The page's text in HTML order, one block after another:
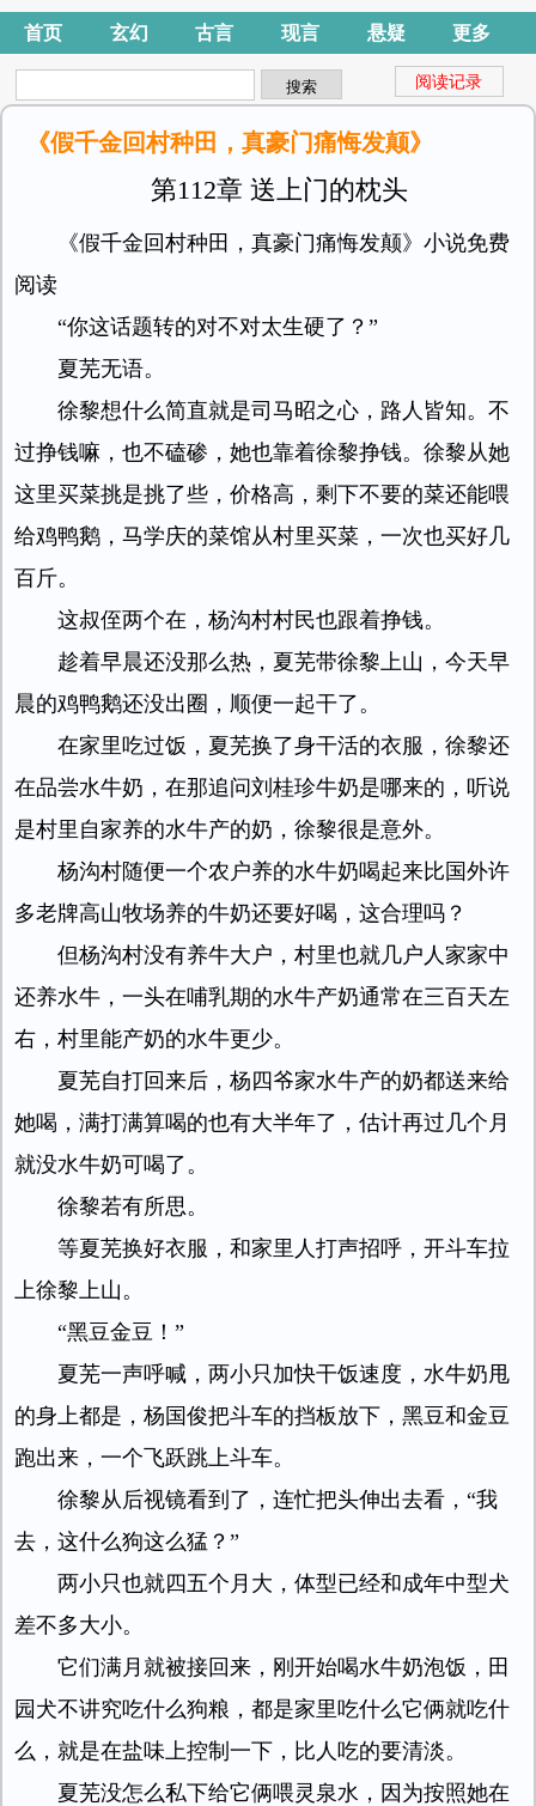
首页 玄幻 古言 现言 悬疑 更多
阅读记录
《假千金回村种田，真豪门痛悔发颠》
第112章 送上门的枕头
《假千金回村种田，真豪门痛悔发颠》小说免费
阅读
“你这话题转的对不对太生硬了？”
夏芜无语。
徐黎想什么简直就是司马昭之心，路人皆知。不
过挣钱嘛，也不磕碜，她也靠着徐黎挣钱。徐黎从她
这里买菜挑是挑了些，价格高，剩下不要的菜还能喂
给鸡鸭鹅，马学庆的菜馆从村里买菜，一次也买好几
百斤。
这叔侄两个在，杨沟村村民也跟着挣钱。
趁着早晨还没那么热，夏芜带徐黎上山，今天早
晨的鸡鸭鹅还没出圈，顺便一起干了。
在家里吃过饭，夏芜换了身干活的衣服，徐黎还
在品尝水牛奶，在那追问刘桂珍牛奶是哪来的，听说
是村里自家养的水牛产的奶，徐黎很是意外。
杨沟村随便一个农户养的水牛奶喝起来比国外许
多老牌高山牧场养的牛奶还要好喝，这合理吗？
但杨沟村没有养牛大户，村里也就几户人家家中
还养水牛，一头在哺乳期的水牛产奶通常在三百天左
右，村里能产奶的水牛更少。
夏芜自打回来后，杨四爷家水牛产的奶都送来给
她喝，满打满算喝的也有大半年了，估计再过几个月
就没水牛奶可喝了。
徐黎若有所思。
等夏芜换好衣服，和家里人打声招呼，开斗车拉
上徐黎上山。
“黑豆金豆！”
夏芜一声呼喊，两小只加快干饭速度，水牛奶甩
的身上都是，杨国俊把斗车的挡板放下，黑豆和金豆
跑出来，一个飞跃跳上斗车。
徐黎从后视镜看到了，连忙把头伸出去看，“我
去，这什么狗这么猛？”
两小只也就四五个月大，体型已经和成年中型犬
差不多大小。
它们满月就被接回来，刚开始喝水牛奶泡饭，田
园犬不讲究吃什么狗粮，都是家里吃什么它俩就吃什
么，就是在盐味上控制一下，比人吃的要清淡。
夏芜没怎么私下给它俩喂灵泉水，因为按照她在